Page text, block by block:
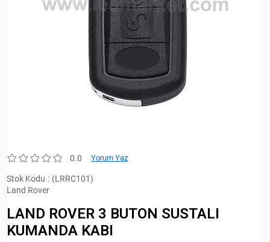
0.0 Yorum Yaz
Stok Kodu
(LRRC101)
Land Rover
LAND ROVER 3 BUTON SUSTALI
KUMANDA KABI